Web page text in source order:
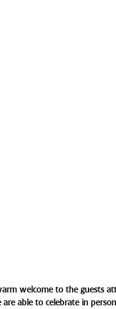
welcome to the guests
able to celebrate in